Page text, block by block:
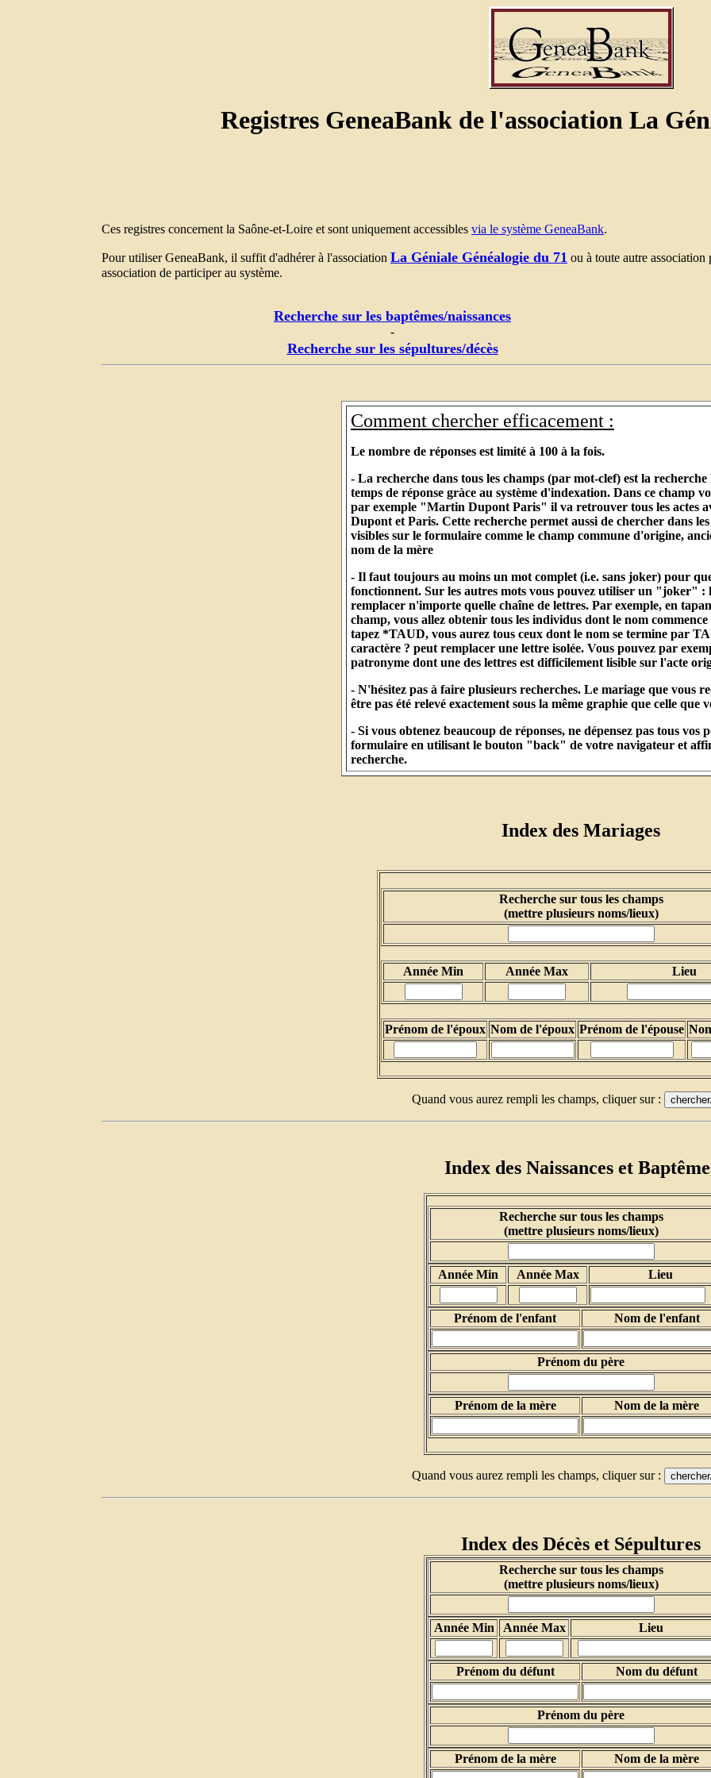
Registres GeneaBank de l'association La
Ces registres concernent la Saône-et-Loire et sont uniquement accessibles via le système GeneaBank.
Pour utiliser GeneaBank, il suffit d'adhérer à l'association La Géniale Généalogie du 71 ou à toute autre
association de participer au système.
Recherche sur les baptêmes/naissances
-
Recherche sur les sépultures/décès
Comment chercher efficacement :
Le nombre de réponses est limité à 100 à la fois.
- La recherche dans tous les champs (par mot-clef) est la
temps de réponse gràce au système d'indexation. Dans ce champ
par exemple "Martin Dupont Paris" il va retrouver tous les actes
Dupont et Paris. Cette recherche permet aussi de chercher dans
visibles sur le formulaire comme le champ commune d'origine,
nom de la mère
- Il faut toujours au moins un mot complet (i.e. sans joker) pour
fonctionnent. Sur les autres mots vous pouvez utiliser un "joker" :
remplacer n'importe quelle chaîne de lettres. Par exemple, en
champ, vous allez obtenir tous les individus dont le nom
tapez *TAUD, vous aurez tous ceux dont le nom se termine par
caractère ? peut remplacer une lettre isolée. Vous pouvez par
patronyme dont une des lettres est difficilement lisible sur l'acte
- N'hésitez pas à faire plusieurs recherches. Le mariage que vous
être pas été relevé exactement sous la même graphie que celle que
- Si vous obtenez beaucoup de réponses, ne dépensez pas tous vos
formulaire en utilisant le bouton "back" de votre navigateur et
recherche.
Index des Mariages
Recherche sur tous les champs
(mettre plusieurs noms/lieux)
Année Min Année Max Lieu
Prénom de l'époux Nom de l'époux Prénom de l'épouse
Quand vous aurez rempli les champs, cliquer sur :
Index des Naissances et
Recherche sur tous les champs
(mettre plusieurs noms/lieux)
Année Min Année Max Lieu
Prénom de l'enfant Nom de l'enfant
Prénom du père
Prénom de la mère Nom de la mère
Quand vous aurez rempli les champs, cliquer sur :
Index des Décès et Sépultures
Recherche sur tous les champs
(mettre plusieurs noms/lieux)
Année Min Année Max Lieu
Prénom du défunt Nom du défunt
Prénom du père
Prénom de la mère Nom de la mère